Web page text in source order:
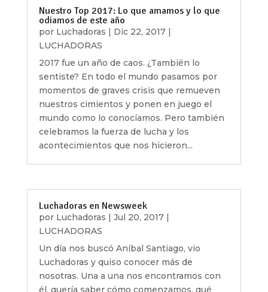
Nuestro Top 2017: Lo que amamos y lo que
odiamos de este año
por Luchadoras | Dic 22, 2017|
LUCHADORAS
2017 fue un año de caos. ¿También lo
sentiste? En todo el mundo pasamos por
momentos de graves crisis que remueven
nuestros cimientos y ponen en juego el
mundo como lo conocíamos. Pero también
celebramos la fuerza de lucha y los
acontecimientos que nos hicieron...
Luchadoras en Newsweek
por Luchadoras Jul 20, 2017|
LUCHADORAS
Un día nos buscó Aníbal Santiago, vio
Luchadoras y quiso conocer más de
nosotras. Una a una nos encontramos con
él, quería saber cómo comenzamos, qué